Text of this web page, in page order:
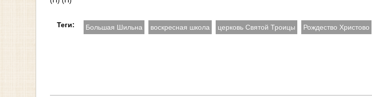
Теги: Большая Шильна воскресная школа церковь Святой Троицы Рождество Христово